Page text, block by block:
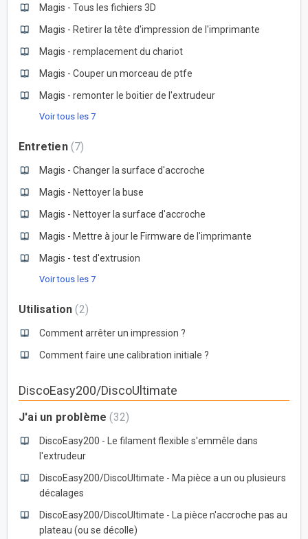
Magis - Tous les fichiers 3D
Magis - Retirer la tête d'impression de l'imprimante
Magis - remplacement du chariot
Magis - Couper un morceau de ptfe
Magis - remonter le boitier de l'extrudeur
Voir tous les 7
Entretien 7
Magis - Changer la surface d'accroche
Magis - Nettoyer la buse
Magis - Nettoyer la surface d'accroche
Magis - Mettre à jour le Firmware de l'imprimante
Magis - test d'extrusion
Voir tous les 7
Utilisation 2
Comment arrêter un impression ?
Comment faire une calibration initiale ?
DiscoEasy200/DiscoUltimate
J'ai un problème 32
DiscoEasy200 - Le filament flexible s'emmêle dans
l'extrudeur
DiscoEasy200/DiscoUltimate - Ma pièce a un ou plusieurs
décalages
DiscoEasy200/DiscoUltimate - La pièce n'accroche pas au
plateau (ou se décolle)